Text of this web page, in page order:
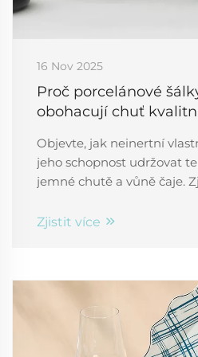
16 Nov 2025
Proč porcelánové
obohacují chuť
Objevte, jak neinertní
jeho schopnost udržovat
jemné chutě a vůně čaje.
optimální ochutnávání.
Zjistit více